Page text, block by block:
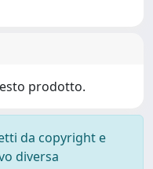
prodotto.
da copyright e
diversa